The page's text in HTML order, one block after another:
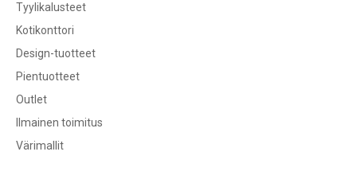
Tyylikalusteet
Kotikonttori
Design-tuotteet
Pientuotteet
Outlet
Ilmainen toimitus
Värimallit